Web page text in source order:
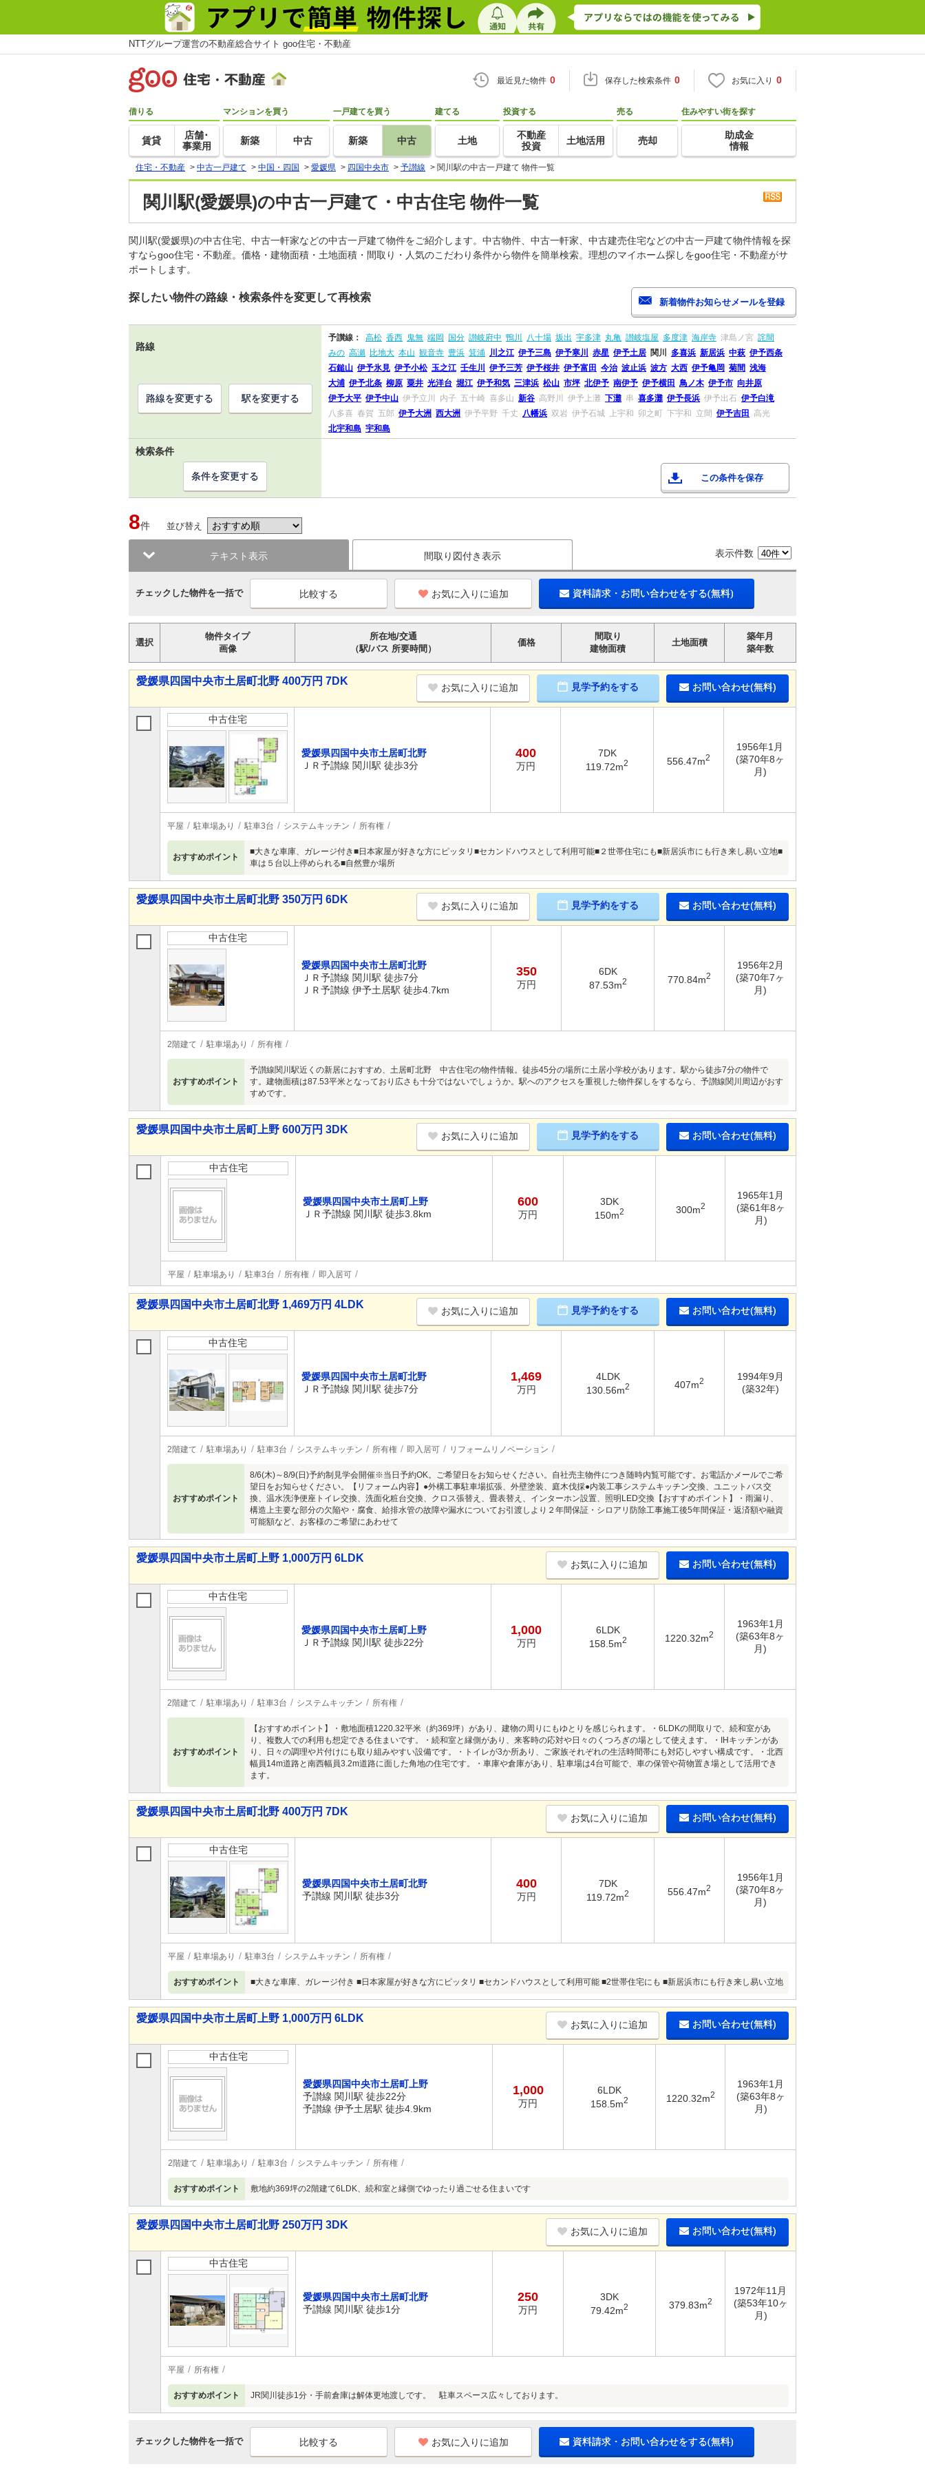
NTTグループ運営の不動産総合サイト goo住宅・不動産
最近見た物件 0 保存した検索条件 0 お気に入り 0
借りる
賃貸
店舗･
事業用
マンションを買う
新築 中古
一戸建てを買う
新築 中古
建てる
土地
投資する
不動産
投資
土地活用
売る
売却
住みやすい街を探す
助成金
情報
住宅・不動産 > 中古一戸建て > 中国・四国 > 愛媛県 > 四国中央市 > 予讃線 > 関川駅の中古一戸建て 物件一覧
関川駅(愛媛県)の中古一戸建て・中古住宅 物件一覧
関川駅(愛媛県)の中古住宅、中古一軒家などの中古一戸建て物件をご紹介します。中古物件、中古一軒家、中古建売住宅などの中古一戸建て物件情報を探
すならgoo住宅・不動産。価格・建物面積・土地面積・間取り・人気のこだわり条件から物件を簡単検索。理想のマイホーム探しをgoo住宅・不動産がサ
ポートします。
探したい物件の路線・検索条件を変更して再検索
路線
予讃線： 高松 香西 鬼無 端岡 国分 讃岐府中 鴨川 八十場 坂出 宇多津 丸亀 讃岐塩屋 多度津 海岸寺 津島ノ宮 詫間
みの 高瀬 比地大 本山 観音寺 豊浜 箕浦 川之江 伊予三島 伊予寒川 赤星 伊予土居 関川 多喜浜 新居浜 中萩 伊予西条
石鎚山 伊予氷見 伊予小松 玉之江 壬生川 伊予三芳 伊予桜井 伊予富田 今治 波止浜 波方 大西 伊予亀岡 菊間 浅海
大浦 伊予北条 柳原 粟井 光洋台 堀江 伊予和気 三津浜 松山 市坪 北伊予 南伊予 伊予横田 鳥ノ木 伊予市 向井原
伊予大平 伊予中山 伊予立川 内子 五十崎 喜多山 新谷 高野川 伊予上灘 下灘 串 喜多灘 伊予長浜 伊予出石 伊予白滝
八多喜 春賀 五郎 伊予大洲 西大洲 伊予平野 千丈 八幡浜 双岩 伊予石城 上宇和 卯之町 下宇和 立間 伊予吉田
高光
北宇和島 宇和島
路線を変更する 駅を変更する
検索条件
この条件を保存
条件を変更する
8件 並び替え
テキスト表示 間取り図付き表示 表示件数
チェックした物件を一括で お気に入りに追加 資料請求・お問い合わせをする(無料)
選択
物件タイプ
画像
所在地/交通
（駅/バス 所要時間）
価格
間取り
建物面積
土地面積
築年月
築年数
愛媛県四国中央市土居町北野 400万円 7DK
お気に入りに追加 見学予約をする お問い合わせ(無料)
中古住宅
愛媛県四国中央市土居町北野
ＪＲ予讃線 関川駅 徒歩3分
400
万円
7DK
119.72m2 556.47m2
1956年1月
(築70年8ヶ
月)
平屋 駐車場あり 駐車3台 システムキッチン 所有権
おすすめポイント
■大きな車庫、ガレージ付き■日本家屋が好きな方にピッタリ■セカンドハウスとして利用可能■２世帯住宅にも■新居浜市にも行き来し易い立地■
車は５台以上停められる■自然豊か場所
愛媛県四国中央市土居町北野 350万円 6DK
お気に入りに追加 見学予約をする お問い合わせ(無料)
中古住宅
愛媛県四国中央市土居町北野
ＪＲ予讃線 関川駅 徒歩7分
ＪＲ予讃線 伊予土居駅 徒歩4.7km
350
万円
6DK
87.53m2 770.84m2
1956年2月
(築70年7ヶ
月)
2階建て 駐車場あり 所有権
おすすめポイント
予讃線関川駅近くの新居におすすめ、土居町北野 中古住宅の物件情報。徒歩45分の場所に土居小学校があります。駅から徒歩7分の物件で
す。建物面積は87.53平米となっており広さも十分ではないでしょうか。駅へのアクセスを重視した物件探しをするなら、予讃線関川周辺がおす
すめです。
愛媛県四国中央市土居町上野 600万円 3DK
お気に入りに追加 見学予約をする お問い合わせ(無料)
中古住宅
愛媛県四国中央市土居町上野
ＪＲ予讃線 関川駅 徒歩3.8km
600
万円
3DK
150m2 300m2
1965年1月
(築61年8ヶ
月)
平屋 駐車場あり 駐車3台 所有権 即入居可
愛媛県四国中央市土居町北野 1,469万円 4LDK
お気に入りに追加 見学予約をする お問い合わせ(無料)
中古住宅
愛媛県四国中央市土居町北野
ＪＲ予讃線 関川駅 徒歩7分
1,469
万円
4LDK
130.56m2 407m2
1994年9月
(築32年)
2階建て 駐車場あり 駐車3台 システムキッチン 所有権 即入居可 リフォームリノベーション
おすすめポイント
8/6(木)～8/9(日)予約制見学会開催※当日予約OK。ご希望日をお知らせください。自社売主物件につき随時内覧可能です。お電話かメールでご希
望日をお知らせください。【リフォーム内容】●外構工事駐車場拡張、外壁塗装、庭木伐採●内装工事システムキッチン交換、ユニットバス交
換、温水洗浄便座トイレ交換、洗面化粧台交換、クロス張替え、畳表替え、インターホン設置、照明LED交換【おすすめポイント】・雨漏り、
構造上主要な部分の欠陥や・腐食、給排水管の故障や漏水についてお引渡しより２年間保証・シロアリ防除工事施工後5年間保証・返済額や融資
可能額など、お客様のご希望にあわせて
愛媛県四国中央市土居町上野 1,000万円 6LDK
お気に入りに追加 お問い合わせ(無料)
中古住宅
愛媛県四国中央市土居町上野
ＪＲ予讃線 関川駅 徒歩22分
1,000
万円
6LDK
158.5m2 1220.32m2
1963年1月
(築63年8ヶ
月)
2階建て 駐車場あり 駐車3台 システムキッチン 所有権
おすすめポイント
【おすすめポイント】・敷地面積1220.32平米（約369坪）があり、建物の周りにもゆとりを感じられます。・6LDKの間取りで、続和室があ
り、複数人での利用も想定できる住まいです。・続和室と縁側があり、来客時の応対や日々のくつろぎの場として使えます。・IHキッチンがあ
り、日々の調理や片付けにも取り組みやすい設備です。・トイレが3か所あり、ご家族それぞれの生活時間帯にも対応しやすい構成です。・北西
幅員14m道路と南西幅員3.2m道路に面した角地の住宅です。・車庫や倉庫があり、駐車場は4台可能で、車の保管や荷物置き場として活用でき
ます。
愛媛県四国中央市土居町北野 400万円 7DK
お気に入りに追加 お問い合わせ(無料)
中古住宅
愛媛県四国中央市土居町北野
予讃線 関川駅 徒歩3分
400
万円
7DK
119.72m2 556.47m2
1956年1月
(築70年8ヶ
月)
平屋 駐車場あり 駐車3台 システムキッチン 所有権
おすすめポイント ■大きな車庫、ガレージ付き ■日本家屋が好きな方にピッタリ ■セカンドハウスとして利用可能 ■2世帯住宅にも ■新居浜市にも行き来し易い立地
愛媛県四国中央市土居町上野 1,000万円 6LDK
お気に入りに追加 お問い合わせ(無料)
中古住宅
愛媛県四国中央市土居町上野
予讃線 関川駅 徒歩22分
予讃線 伊予土居駅 徒歩4.9km
1,000
万円
6LDK
158.5m2 1220.32m2
1963年1月
(築63年8ヶ
月)
2階建て 駐車場あり 駐車3台 システムキッチン 所有権
おすすめポイント 敷地約369坪の2階建て6LDK、続和室と縁側でゆったり過ごせる住まいです
愛媛県四国中央市土居町北野 250万円 3DK
お気に入りに追加 お問い合わせ(無料)
中古住宅
愛媛県四国中央市土居町北野
予讃線 関川駅 徒歩1分
250
万円
3DK
79.42m2 379.83m2
1972年11月
(築53年10ヶ
月)
平屋 所有権
おすすめポイント JR関川徒歩1分・手前倉庫は解体更地渡しです。 駐車スペース広々しております。
チェックした物件を一括で お気に入りに追加 資料請求・お問い合わせをする(無料)